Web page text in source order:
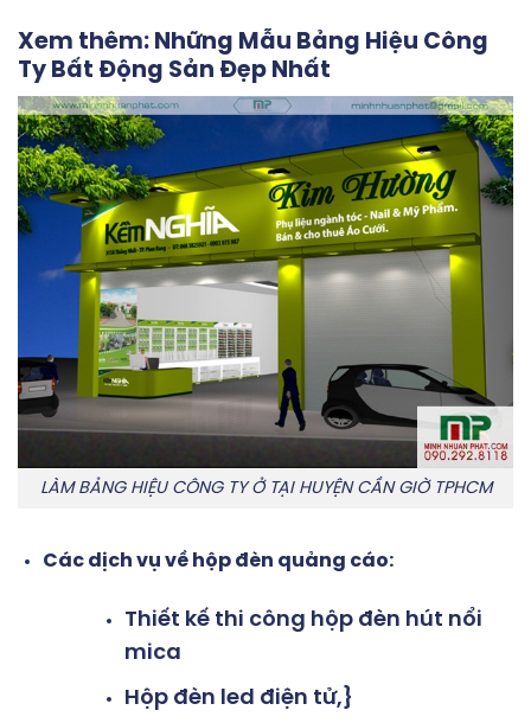
Xem thêm: Những Mẫu Bảng Hiệu Công
Ty Bất Động Sản Đẹp Nhất
LÀM BẢNG HIỆU CÔNG TY Ở TẠI HUYỆN CẦN GIỜ TPHCM
Các dịch vụ về hộp đèn quảng cáo:
Thiết kế thi công hộp đèn hút nổi
mica
Hộp đèn led điện tử,}